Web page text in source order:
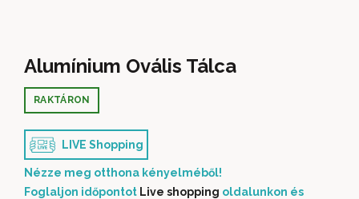
Alumínium Ovális Tálca
RAKTÁRON
LIVE Shopping
Nézze meg otthona kényelméből!
Foglaljon időpontot Live shopping oldalunkon és